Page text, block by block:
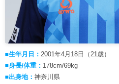
■生年月日： 2001年4月18日（21歳）
■身長/体重： 178cm/69kg
■出身地： 神奈川県